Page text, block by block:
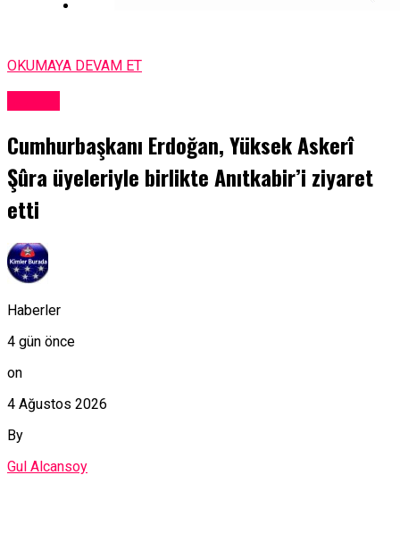
OKUMAYA DEVAM ET
Cumhurbaşkanı Erdoğan, Yüksek Askerî
Şûra üyeleriyle birlikte Anıtkabir’i ziyaret
etti
Haberler
4 gün önce
on
4 Ağustos 2026
By
Gul Alcansoy